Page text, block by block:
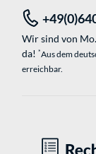
Wir sind von
da! *Aus dem
erreichbar.